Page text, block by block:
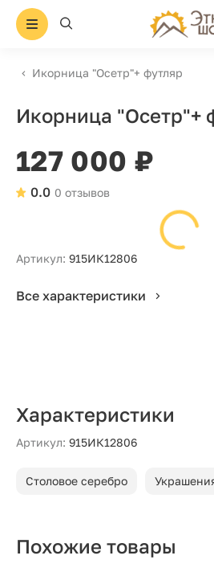
Икорница "Осетр"+ футляр
Икорница "Осетр"+
127 000 ₽
0 отзывов
0.0
Артикул: 915ИК12806
Все характеристики
Характеристики
Артикул: 915ИК12806
Столовое серебро
Похожие товары